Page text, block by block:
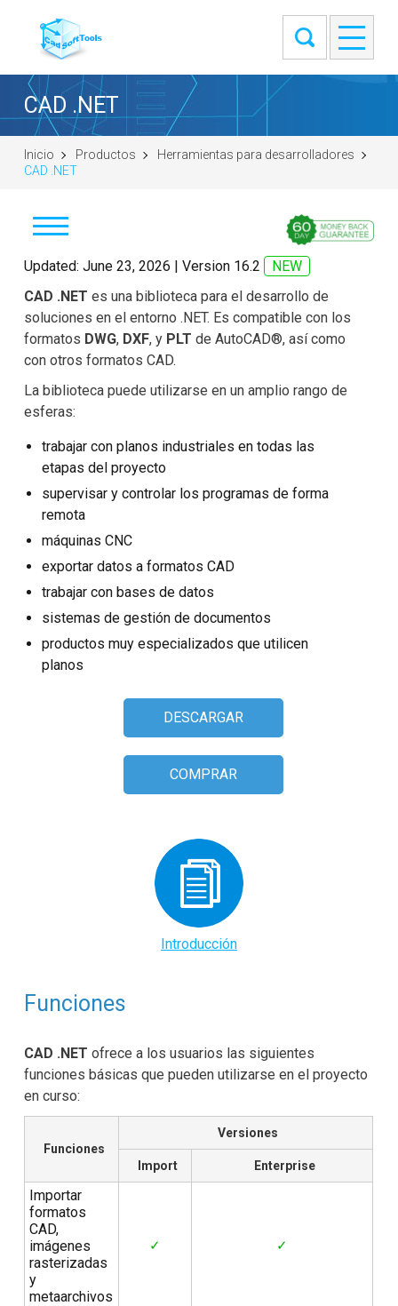
CAD .NET
Inicio Productos
Herramientas para desarrolladores
CAD .NET
Descargar
Comprar
Introducción
Formule una pregunta
Comentarios de clientes
Ayuda
FAQ
Elección de SDK
EULA
Updated: June 23, 2026 | Version 16.2
NEW
CAD .NET es una biblioteca para el desarrollo de
soluciones en el entorno .NET. Es compatible con los
formatos DWG, DXF, y PLT de AutoCAD®, así como
con otros formatos CAD.
La biblioteca puede utilizarse en un amplio rango de
esferas:
trabajar con planos industriales en todas las
etapas del proyecto
supervisar y controlar los programas de forma
remota
máquinas CNC
exportar datos a formatos CAD
trabajar con bases de datos
sistemas de gestión de documentos
productos muy especializados que utilicen
planos
DESCARGAR
COMPRAR
Introducción
Funciones
CAD .NET ofrece a los usuarios las siguientes
funciones básicas que pueden utilizarse en el proyecto
en curso:
Funciones
Versiones
Import Enterprise
Importar
formatos
CAD,
imágenes
rasterizadas
y
metaarchivos
✓ ✓